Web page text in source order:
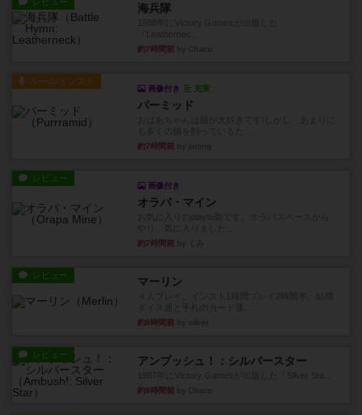
海兵隊
約7時間前 by Chaco
ルール/インスト
画像付き 充実
パーミッド
約7時間前 by jurong
レビュー
画像付き
オラパ・マイン
約7時間前 by くみ
レビュー マーリン
約8時間前 by oliber
レビュー アンブッシュ！：シルバースター
約8時間前 by Chaco